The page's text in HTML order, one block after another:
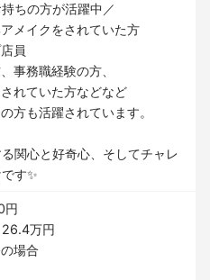
ちの方が活躍中／
メイクをされていた方
員
事務職経験の方、
れていた方などなど
方も活躍されています。
関心と好奇心、そしてチャレ
す✨
円
26.4万円
場合